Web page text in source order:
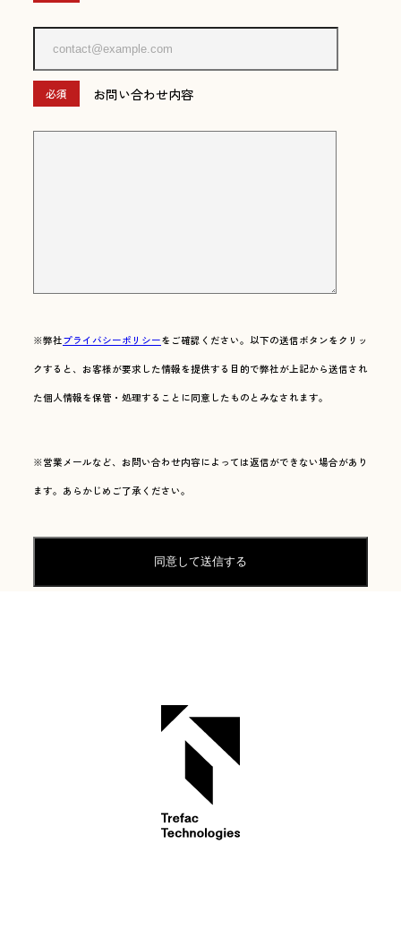
必須 お問い合わせ内容
※弊社プライバシーポリシーをご確認ください。以下の送信ボタンをクリッ
クすると、お客様が要求した情報を提供する目的で弊社が上記から送信され
た個人情報を保管・処理することに同意したものとみなされます。
※営業メールなど、お問い合わせ内容によっては返信ができない場合があり
ます。あらかじめご了承ください。